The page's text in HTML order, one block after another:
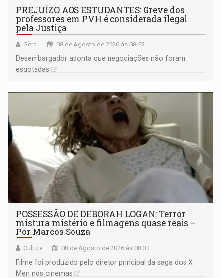
PREJUÍZO AOS ESTUDANTES: Greve dos
professores em PVH é considerada ilegal
pela Justiça
Geral 08 de Agosto de 2026 às 08:52
Desembargador aponta que negociações não foram
esgotadas
POSSESSÃO DE DEBORAH LOGAN: Terror
mistura mistério e filmagens quase reais –
Por Marcos Souza
Cultura 08 de Agosto de 2026 às 08:30
Filme foi produzido pelo diretor principal da saga dos X
Men nos cinemas